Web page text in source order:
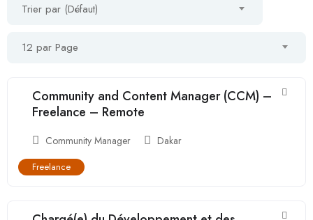
Trier par (Défaut)
12 par Page
Community and Content Manager (CCM) –
Freelance – Remote
Community Manager Dakar
Freelance